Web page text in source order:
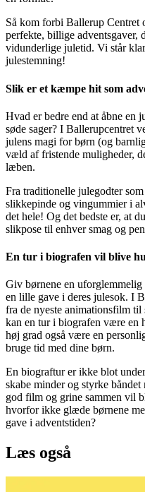
Så kom forbi Ballerup Centret
perfekte, billige adventsgaver,
vidunderlige juletid. Vi står
julestemning!
Slik er et kæmpe hit som
Hvad er bedre end at åbne
søde sager? I Ballerupcentret
julens magi for børn (og
væld af fristende muligheder,
læben.
Fra traditionelle julegodter
slikkepinde og vingummier i
det hele! Og det bedste er, at
slikpose til enhver smag og
En tur i biografen vil blive
Giv børnene en
en lille gave i deres julesok. I
fra de nyeste animationsfilm
kan en tur i biografen være en
høj grad også være en
bruge tid med dine børn.
En biograftur er ikke blot
skabe minder og styrke
god film og grine sammen vil
hvorfor ikke glæde børnene
gave i adventstiden?
Læs også